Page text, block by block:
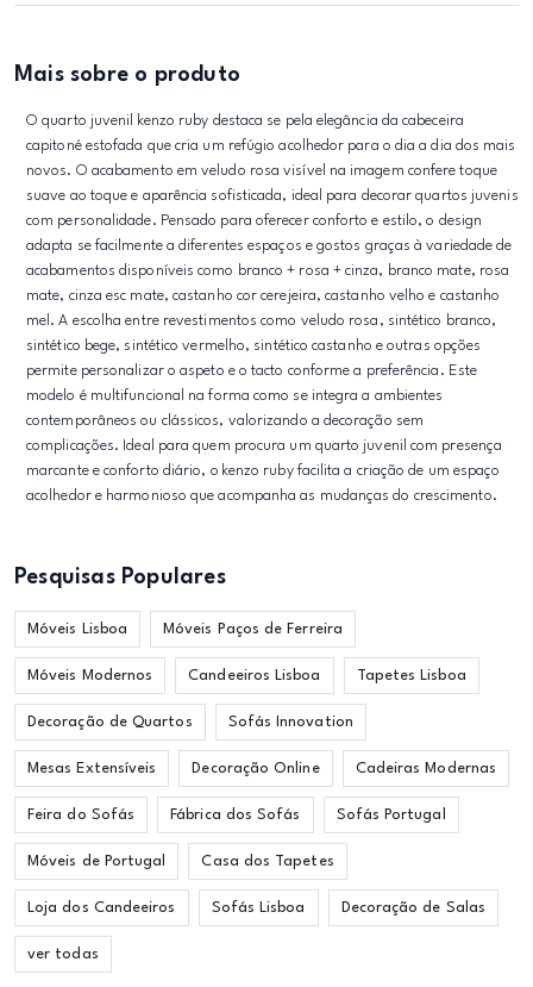
Mais sobre o produto
O quarto juvenil kenzo ruby destaca se pela elegância da cabeceira
capitoné estofada que cria um refúgio acolhedor para o dia a dia dos mais
novos. O acabamento em veludo rosa visível na imagem confere toque
suave ao toque e aparência sofisticada, ideal para decorar quartos juvenis
com personalidade. Pensado para oferecer conforto e estilo, o design
adapta se facilmente a diferentes espaços e gostos graças à variedade de
acabamentos disponíveis como branco + rosa + cinza, branco mate, rosa
mate, cinza esc mate, castanho cor cerejeira, castanho velho e castanho
mel. A escolha entre revestimentos como veludo rosa, sintético branco,
sintético bege, sintético vermelho, sintético castanho e outras opções
permite personalizar o aspeto e o tacto conforme a preferência. Este
modelo é multifuncional na forma como se integra a ambientes
contemporâneos ou clássicos, valorizando a decoração sem
complicações. Ideal para quem procura um quarto juvenil com presença
marcante e conforto diário, o kenzo ruby facilita a criação de um espaço
acolhedor e harmonioso que acompanha as mudanças do crescimento.
Pesquisas Populares
Móveis Lisboa Móveis Paços de Ferreira
Móveis Modernos Candeeiros Lisboa Tapetes Lisboa
Decoração de Quartos Sofás Innovation
Mesas Extensíveis Decoração Online Cadeiras Modernas
Feira do Sofás Fábrica dos Sofás Sofás Portugal
Móveis de Portugal Casa dos Tapetes
Loja dos Candeeiros Sofás Lisboa Decoração de Salas
ver todas